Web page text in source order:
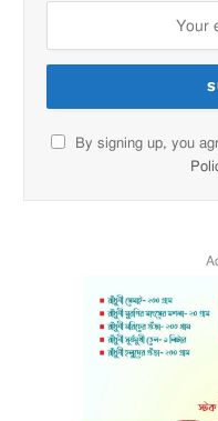
By signing up, you